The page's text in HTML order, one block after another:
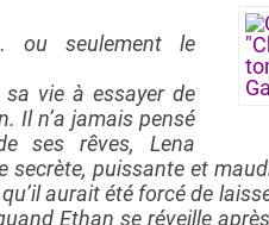
seulement le
vie à essayer de
Il n’a jamais pensé
ses rêves, Lena
secrète, puissante et
aurait été forcé de
Ethan se réveille